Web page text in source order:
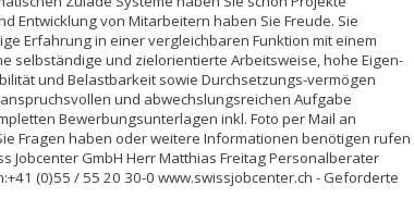
Entwicklung von Mitarbeitern haben Sie Freude. Sie
Erfahrung in einer vergleichbaren Funktion mit einem
selbständige und zielorientierte Arbeitsweise, hohe Eigen-
und Belastbarkeit sowie Durchsetzungs-vermögen
und abwechslungsreichen Aufgabe
Bewerbungsunterlagen inkl. Foto per Mail an
Fragen haben oder weitere Informationen benötigen rufen
Jobcenter GmbH Herr Matthias Freitag Personalberater
(0)55 / 55 20 30-0 www.swissjobcenter.ch - Geforderte